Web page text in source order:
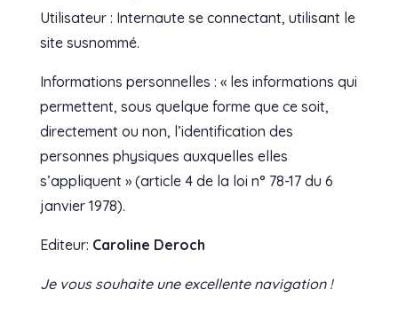
Utilisateur : Internaute se connectant, utilisant le
site susnommé.
Informations personnelles : « les informations qui
permettent, sous quelque forme que ce soit,
directement ou non, l’identification des
personnes physiques auxquelles elles
s’appliquent » (article 4 de la loi n° 78-17 du 6
janvier 1978).
Editeur: Caroline Deroch
Je vous souhaite une excellente navigation !